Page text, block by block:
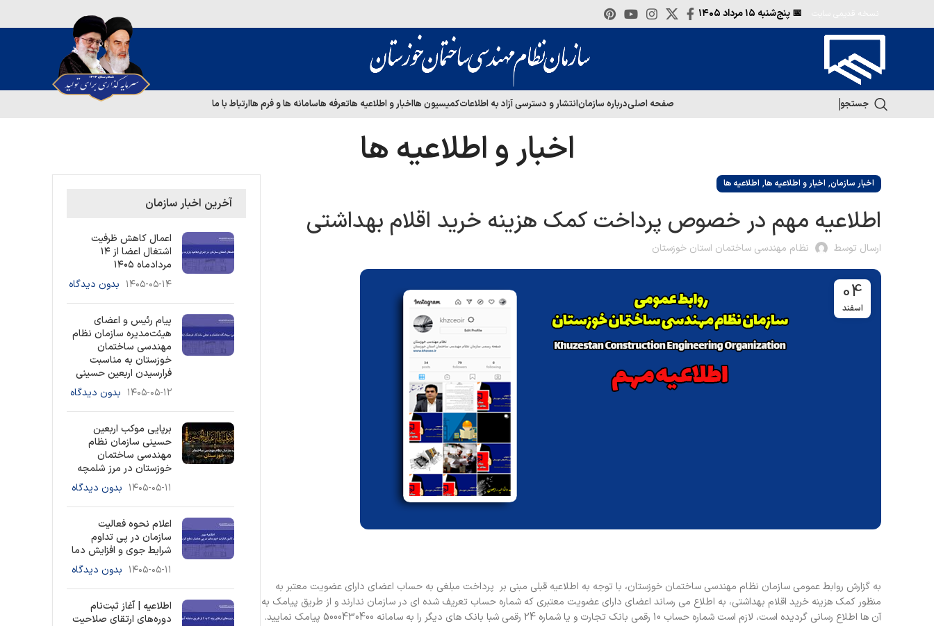
📅 پنج‌شنبه
جستجو صفحه اصلیدرباره سازمانانتشار و دسترسی آزاد به اطلاعاتکمیسیون هااخبار و اطلاعیه هاتعرفه هاسامانه ها و فرم هاارتباط با ما
اخبار و اطلاعیه ها
اخبار سازمان, اخبار و اطلاعیه ها, اطلاعیه ها
اطلاعیه مهم در خصوص پرداخت کمک هزینه خرید اقلام بهداشتی
ارسال توسط نظام مهندسی ساختمان استان خوزستان
04
اسفند
به گزارش روابط عمومی سازمان نظام مهندسی ساختمان خوزستان، با توجه به اطلاعیه قبلی مبنی بر پرداخت مبلغی به حساب اعضای دارای عضویت معتبر به
منظور کمک هزینه خرید اقلام بهداشتی، به اطلاع می رساند اعضای دارای عضویت معتبری که شماره حساب تعریف شده ای در سازمان ندارند و از طریق پیامک به
آن ها اطلاع رسانی گردیده است، لازم است شماره حساب 10 رقمی بانک تجارت و یا شماره 24 رقمی شبا بانک های دیگر را به سامانه 5000430400 پیامک نمایید.
آخرین اخبار سازمان
اعمال کاهش ظرفیت
اشتغال اعضا از ۱۴
مردادماه ۱۴۰۵
۱۴۰۵-۰۵-۱۴ بدون دیدگاه
پیام رئیس و اعضای
هیئت‌مدیره سازمان نظام
مهندسی ساختمان
خوزستان به مناسبت
فرارسیدن اربعین حسینی
۱۴۰۵-۰۵-۱۲ بدون دیدگاه
برپایی موکب اربعین
حسینی سازمان نظام
مهندسی ساختمان
خوزستان در مرز شلمچه
۱۴۰۵-۰۵-۱۱ بدون دیدگاه
اعلام نحوه فعالیت
سازمان در پی تداوم
شرایط جوی و افزایش دما
۱۴۰۵-۰۵-۱۱ بدون دیدگاه
اطلاعیه | آغاز ثبت‌نام
دوره‌های ارتقای صلاحیت